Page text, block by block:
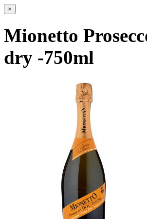
×
Mionetto
dry -750ml